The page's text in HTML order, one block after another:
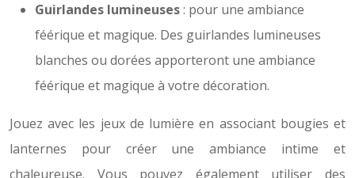
Guirlandes lumineuses: pour une ambiance
féérique et magique. Des guirlandes lumineuses
blanches ou dorées apporteront une ambiance
féérique et magique à votre décoration.
Jouez avec les jeux de lumière en associant bougies et
lanternes pour créer une ambiance intime et
chaleureuse. Vous pouvez également utiliser des